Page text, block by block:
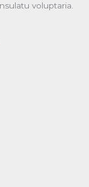
voluptaria.